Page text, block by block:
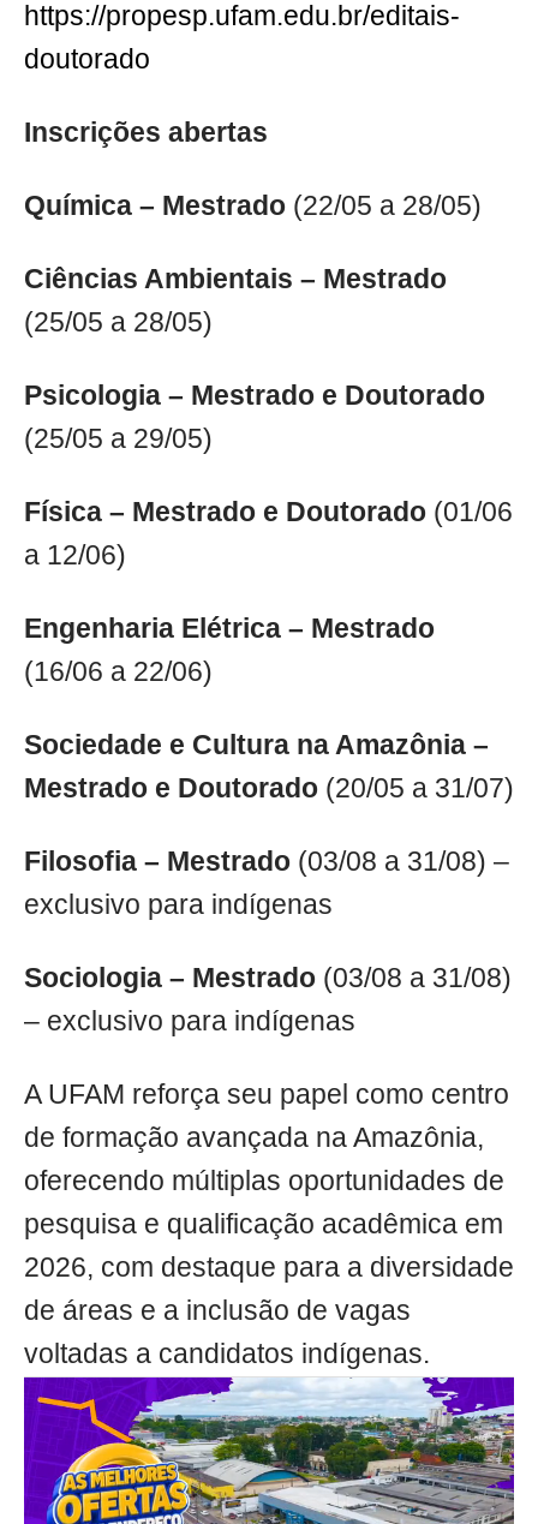
https://propesp.ufam.edu.br/editais-
doutorado
Inscrições abertas
Química – Mestrado (22/05 a 28/05)
Ciências Ambientais – Mestrado
(25/05 a 28/05)
Psicologia – Mestrado e Doutorado
(25/05 a 29/05)
Física – Mestrado e Doutorado (01/06
a 12/06)
Engenharia Elétrica – Mestrado
(16/06 a 22/06)
Sociedade e Cultura na Amazônia –
Mestrado e Doutorado (20/05 a 31/07)
Filosofia – Mestrado (03/08 a 31/08) –
exclusivo para indígenas
Sociologia – Mestrado (03/08 a 31/08)
– exclusivo para indígenas
A UFAM reforça seu papel como centro
de formação avançada na Amazônia,
oferecendo múltiplas oportunidades de
pesquisa e qualificação acadêmica em
2026, com destaque para a diversidade
de áreas e a inclusão de vagas
voltadas a candidatos indígenas.